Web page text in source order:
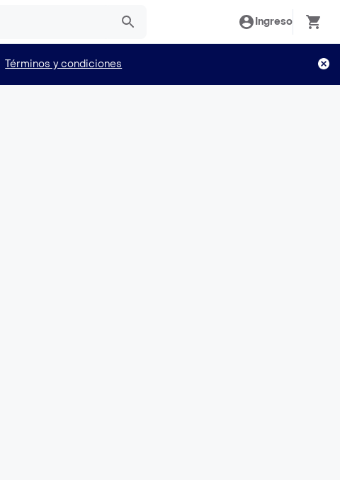
Ingreso
Términos y condiciones